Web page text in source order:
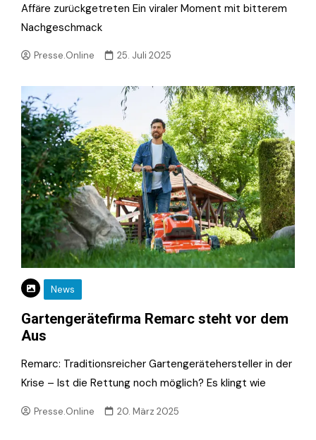
Affäre zurückgetreten Ein viraler Moment mit bitterem
Nachgeschmack
Presse.Online 25. Juli 2025
News
Gartengerätefirma Remarc steht vor dem
Aus
Remarc: Traditionsreicher Gartengerätehersteller in der
Krise – Ist die Rettung noch möglich? Es klingt wie
Presse.Online 20. März 2025